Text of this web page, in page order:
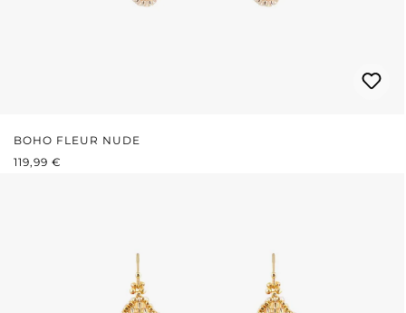
BOHO FLEUR NUDE
PRIX RÉGULIER :
119,99 €